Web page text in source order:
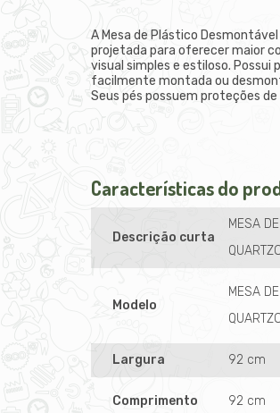
A Mesa de Plástico
projetada para oferecer maior
visual simples e estiloso. Possui
facilmente montada ou
Seus pés possuem proteções
Características do
Descrição curta
MESA
Modelo
MESA
Largura 92 cm
Comprimento 92 cm